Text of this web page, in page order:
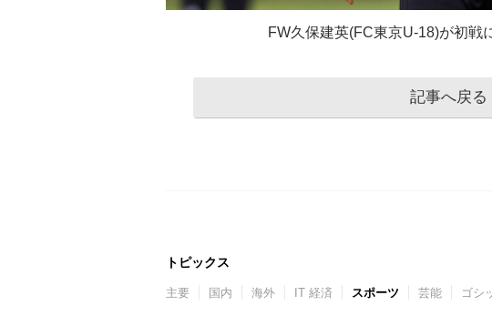
FW久保建英(FC東京U-18)が初戦
記事へ戻る
トピックス
主要 国内 海外 IT 経済 スポーツ 芸能 ゴシ